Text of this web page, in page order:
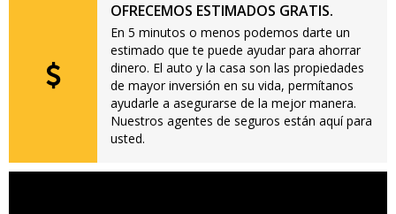
OFRECEMOS ESTIMADOS GRATIS.
En 5 minutos o menos podemos darte un
estimado que te puede ayudar para ahorrar
dinero. El auto y la casa son las propiedades
de mayor inversión en su vida, permítanos
ayudarle a asegurarse de la mejor manera.
Nuestros agentes de seguros están aquí para
usted.